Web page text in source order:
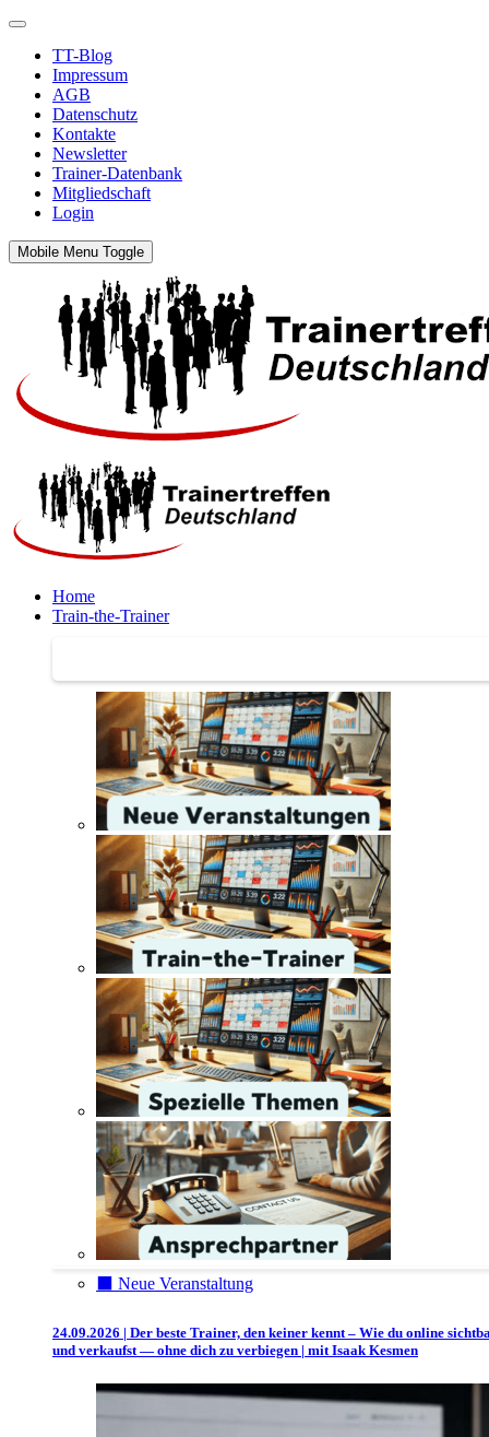
TT-Blog
Impressum
AGB
Datenschutz
Kontakte
Newsletter
Trainer-Datenbank
Mitgliedschaft
Login
Mobile Menu Toggle
Home
Train-the-Trainer
⬛️ Neue Veranstaltung
24.09.2026 | Der beste Trainer, den keiner kennt – Wie du online
und verkaufst — ohne dich zu verbiegen | mit Isaak Kesmen